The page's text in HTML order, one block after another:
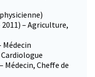
– Agriculture,
Médecin
Médecin, Cheffe de